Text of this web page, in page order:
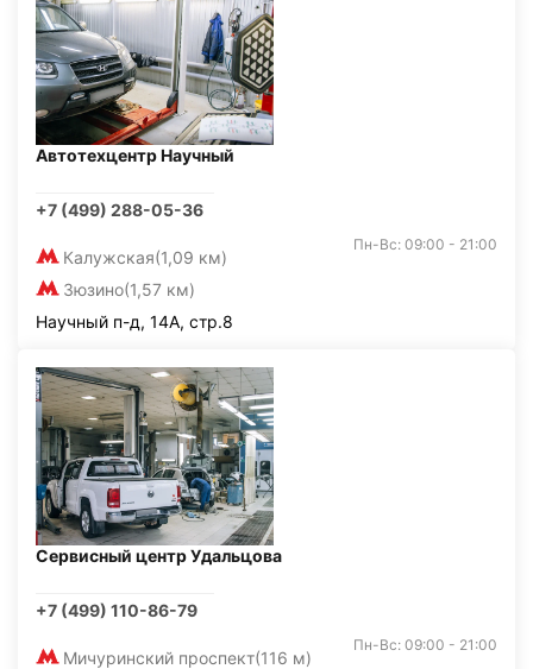
Автотехцентр Научный
+7 (499) 288-05-36
Калужская(1,09 км)
Зюзино(1,57 км)
Пн-Вс: 09:00 - 21:00
Научный п-д, 14А, стр.8
Сервисный центр Удальцова
+7 (499) 110-86-79
Мичуринский проспект(116 м)
Пн-Вс: 09:00 - 21:00